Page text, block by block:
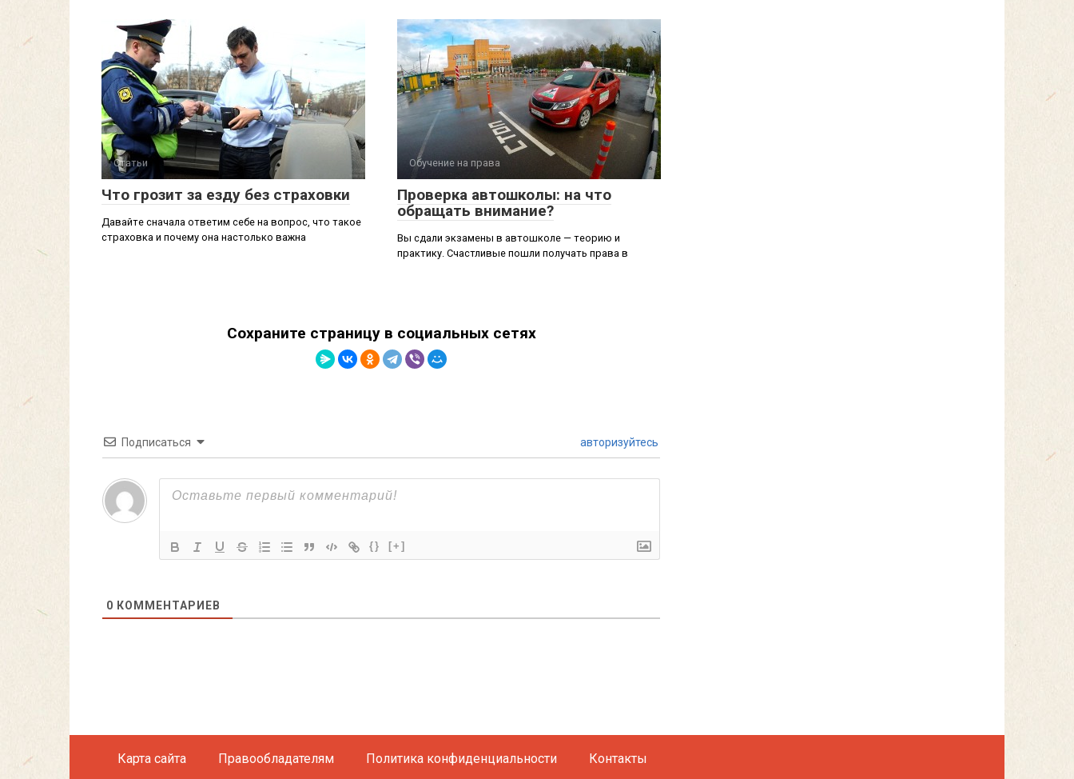
Статьи
Что грозит за езду без страховки
Давайте сначала ответим себе на вопрос, что такое
страховка и почему она настолько важна
Обучение на права
Проверка автошколы: на что
обращать внимание?
Вы сдали экзамены в автошколе — теорию и
практику. Счастливые пошли получать права в
Сохраните страницу в социальных сетях
Подписаться авторизуйтесь
{} [+]
0 КОММЕНТАРИЕВ
Карта сайта Правообладателям Политика конфиденциальности Контакты